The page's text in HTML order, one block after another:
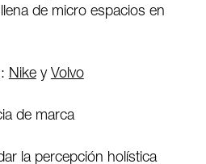
de micro espacios en
Nikey Volvo
de marca
la percepción holística